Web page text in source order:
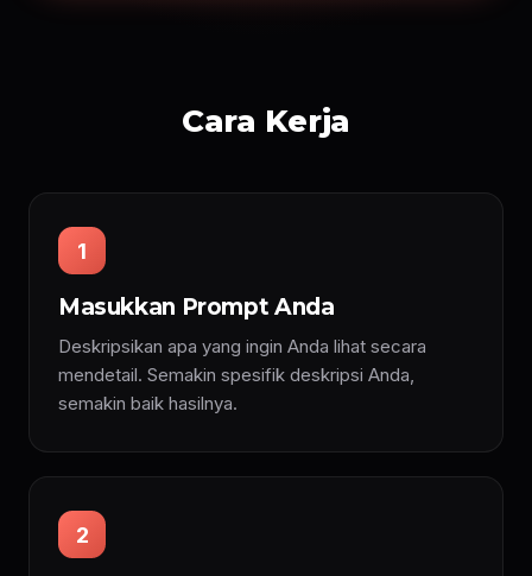
Cara Kerja
1
Masukkan Prompt Anda
Deskripsikan apa yang ingin Anda lihat secara
mendetail. Semakin spesifik deskripsi Anda,
semakin baik hasilnya.
2